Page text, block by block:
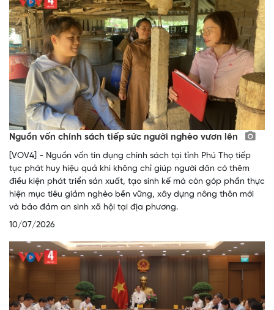
Nguồn vốn chính sách tiếp sức người nghèo vươn lên
[VOV4] - Nguồn vốn tín dụng chính sách tại tỉnh Phú Thọ tiếp
tục phát huy hiệu quả khi không chỉ giúp người dân có thêm
điều kiện phát triển sản xuất, tạo sinh kế mà còn góp phần thực
hiện mục tiêu giảm nghèo bền vững, xây dựng nông thôn mới
và bảo đảm an sinh xã hội tại địa phương.
10/07/2026